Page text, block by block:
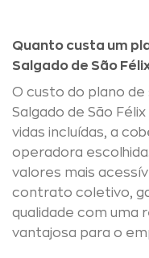
Quanto custa um
Salgado de São
O custo do plano
Salgado de São
vidas incluídas, a
operadora
valores mais
contrato coletivo,
qualidade com uma
vantajosa para o